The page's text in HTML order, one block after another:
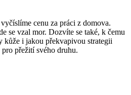
cenu za práci z domova.
se vzal mor. Dozvíte se také, k čemu
kůže i jakou překvapivou strategii
přežití svého druhu.